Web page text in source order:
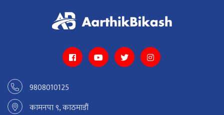
9808010125
कामनपा ९, काठमाडौं